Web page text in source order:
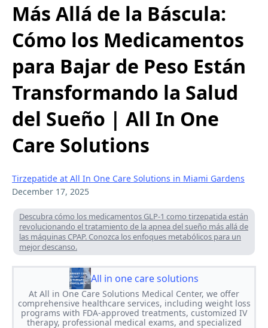
Más Allá de la Báscula:
Cómo los Medicamentos
para Bajar de Peso Están
Transformando la Salud
del Sueño | All In One
Care Solutions
Tirzepatide at All In One Care Solutions in Miami Gardens
December 17, 2025
Descubra cómo los medicamentos GLP-1 como tirzepatida están
revolucionando el tratamiento de la apnea del sueño más allá de
las máquinas CPAP. Conozca los enfoques metabólicos para un
mejor descanso.
All in one care solutions
At All in One Care Solutions Medical Center, we offer
comprehensive healthcare services, including weight loss
programs with FDA-approved treatments, customized IV
therapy, professional medical exams, and specialized